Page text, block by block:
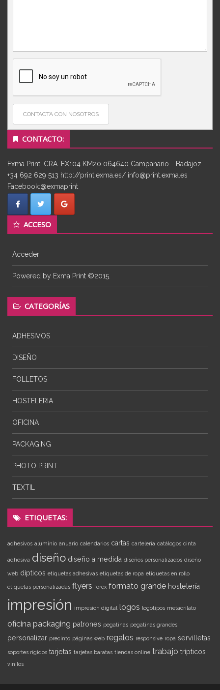
CONTACTA CON NOSOTROS
CONTACTO:
Exma Print. CRA. EX104 KM20 064640 Campanario - Badajoz
+34 692 629 513 http://print.exma.es/ info@print.exma.es
Facebook:@exmaprint
ACCESO
Acceder
Powered by Exma Print ©2015.
CATEGORÍAS
ADHESIVOS
DISEÑO
FOLLETOS
HOSTELERIA
OFICINA
PACKAGING
PHOTO PRINT
TEXTIL
ETIQUETAS:
adhesivos aluminio anuario calendarios cartas cartelería catálogos cinta
adhesiva diseño diseño a medida diseños personalizados diseño
web dípticos etiquetas adhesivas etiquetas de ropa etiquetas en rollo
etiquetas personalizadas flyers forex formato grande hostelería
impresión impresión digital logos logotipos metacrilato
oficina packaging patrones pegatinas pegatinas grandes
personalizar precinto páginas web regalos responsive ropa servilletas
soportes rígidos tarjetas tarjetas baratas tiendas online trabajo trípticos
vinilos